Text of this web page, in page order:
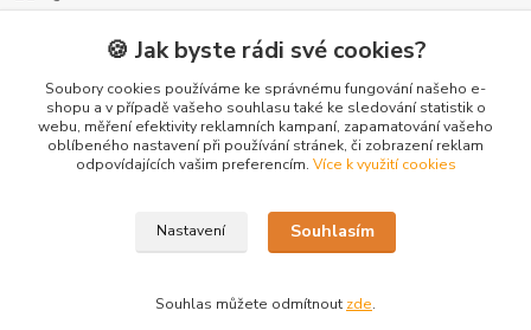
+420 775 872 753
info@radiatory-skladem.cz
Copyright 2020-2025 © Sanitrade s.r.o. Všechna práva vyhrazena.
🍪 Jak byste rádi své cookies?
Soubory cookies používáme ke správnému fungování našeho e-
shopu a v případě vašeho souhlasu také ke sledování statistik o
webu, měření efektivity reklamních kampaní, zapamatování vašeho
oblíbeného nastavení při používání stránek, či zobrazení reklam
odpovídajících vašim preferencím. Více k využití cookies
Nastavení Souhlasím
Souhlas můžete odmítnout zde.